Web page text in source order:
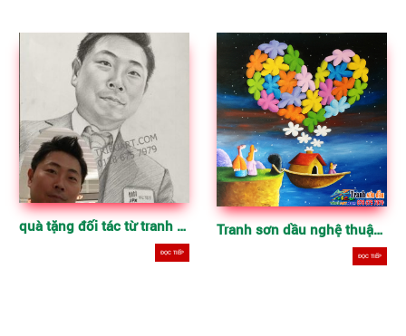
quà tặng đối tác từ tranh chân dung chì than
ĐỌC TIẾP
Tranh sơn dầu nghệ thuật vẽ tay
ĐỌC TIẾP